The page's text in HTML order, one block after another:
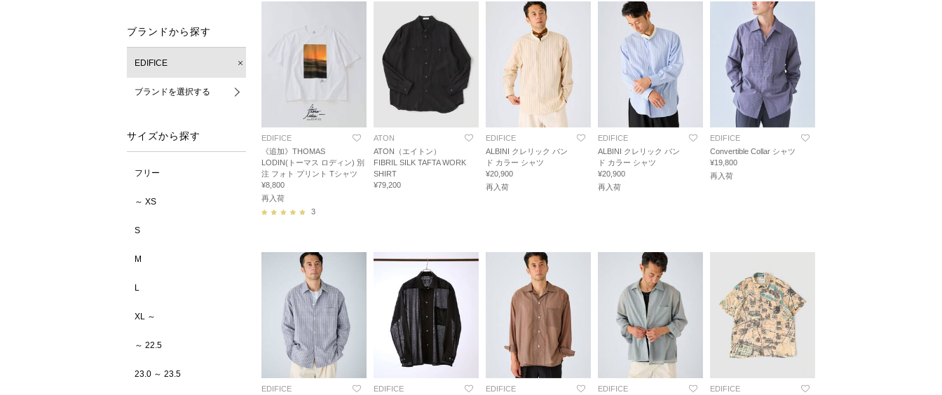
ブランドから探す
EDIFICE
ブランドを選択する
サイズから探す
フリー
～ XS
S
M
L
XL ～
～ 22.5
23.0 ～ 23.5
EDIFICE
《追加》THOMAS
LODIN(トーマス ロディン) 別
注 フォト プリント Tシャツ
¥8,800
再入荷
3
ATON
ATON（エイトン）
FIBRIL SILK TAFTA WORK
SHIRT
¥79,200
EDIFICE
ALBINI クレリック バン
ド カラー シャツ
¥20,900
再入荷
EDIFICE
ALBINI クレリック バン
ド カラー シャツ
¥20,900
再入荷
EDIFICE
Convertible Collar シャツ
¥19,800
再入荷
EDIFICE
EDIFICE
EDIFICE
EDIFICE
EDIFICE